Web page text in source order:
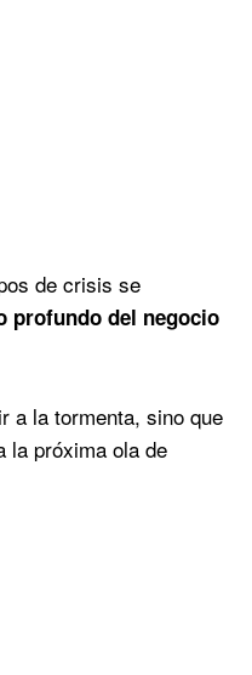
de crisis se
profundo del negocio
a la tormenta, sino que
la próxima ola de